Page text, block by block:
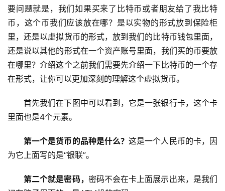
要问题就是，我们如果买来了比特币或者朋友给了我比特
币，这个币我们应该放在哪？是以实物的形式放到保险柜
里，还是以虚拟货币的形式，放到我们的比特币钱包里面，
还是说以其他的形式在一个资产账号里面，我们买的币要放
在哪里？介绍这个之前我们需要先介绍一下比特币的一个存
在形式，让你可以更加深刻的理解这个虚拟货币。
首先我们在下图中可以看到，它是一张银行卡，这个卡
里面也是4个元素。
第一个是货币的品种是什么？这是一个人民币的卡，因
为它上面写的是“银联”。
第二个就是密码， 密码不会在卡上面展示出来，是我们